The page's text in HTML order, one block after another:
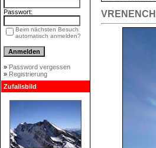
Passwort:
Beim nächsten Besuch
automatisch anmelden?
» Password vergessen
» Registrierung
Zufallsbild